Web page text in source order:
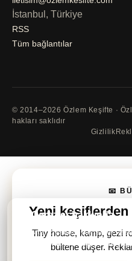
İstanbul, Türkiye
RSS
Tüm bağlantılar
© 2014–2026 Özlem Keşifte ·
hakları saklıdır
Gizlilik
📧
Yeni keşiflerden
Tiny house, kamp, gezi
bültene düşer.
🍪 Çerezler hakkında
Bu site, ziyaretçi sayısı ve
öğrenmek içinGoogle
Daha fazla bilgi